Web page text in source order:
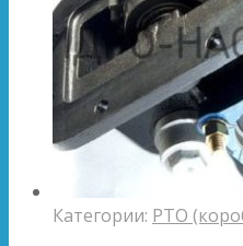
Категории: PTO